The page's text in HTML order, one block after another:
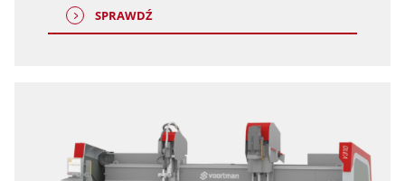
SPRAWDŹ